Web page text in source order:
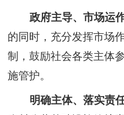
政府主导、市场运作
的同时，充分发挥市场
制，鼓励社会各类主体
施管护。
明确主体、落实责任